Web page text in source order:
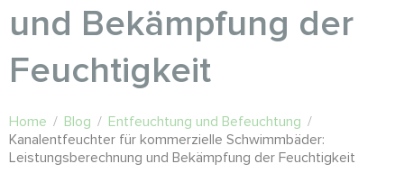
und Bekämpfung der
Feuchtigkeit
Home / Blog / Entfeuchtung und Befeuchtung /
Kanalentfeuchter für kommerzielle Schwimmbäder:
Leistungsberechnung und Bekämpfung der Feuchtigkeit